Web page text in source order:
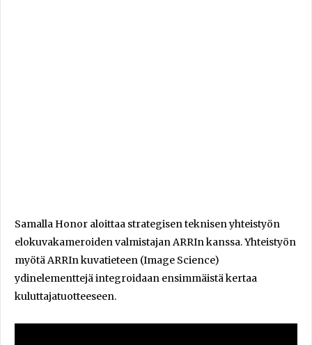
Samalla Honor aloittaa strategisen teknisen yhteistyön
elokuvakameroiden valmistajan ARRIn kanssa. Yhteistyön
myötä ARRIn kuvatieteen (Image Science)
ydinelementtejä integroidaan ensimmäistä kertaa
kuluttajatuotteeseen.